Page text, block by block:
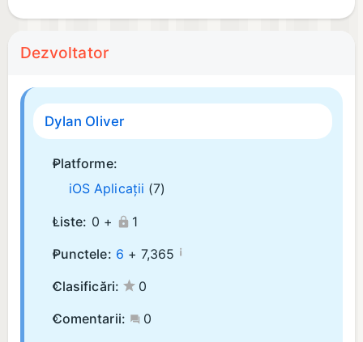
Dezvoltator
Dylan Oliver
Platforme:
iOS Aplicații (7)
Liste: 0 +
1
Punctele: 6 +7,365 ¡
Clasificări:
0
Comentarii:
0